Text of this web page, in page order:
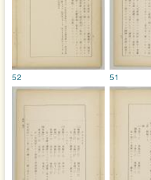
51
52